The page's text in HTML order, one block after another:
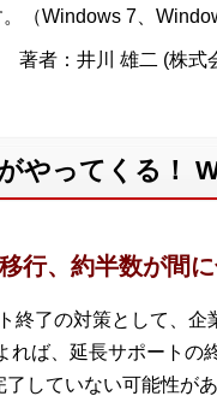
（Windows 7、
著者：井川 雄二 (株式
がやってくる！
行、約半数が間
終了の対策として、企
れば、延長サポート
していない可能性が